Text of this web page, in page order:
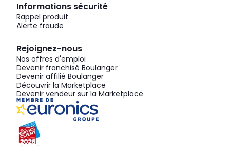
Informations sécurité
Rappel produit
Alerte fraude
Rejoignez-nous
Nos offres d'emploi
Devenir franchisé Boulanger
Devenir affilié Boulanger
Découvrir la Marketplace
Devenir vendeur sur la Marketplace